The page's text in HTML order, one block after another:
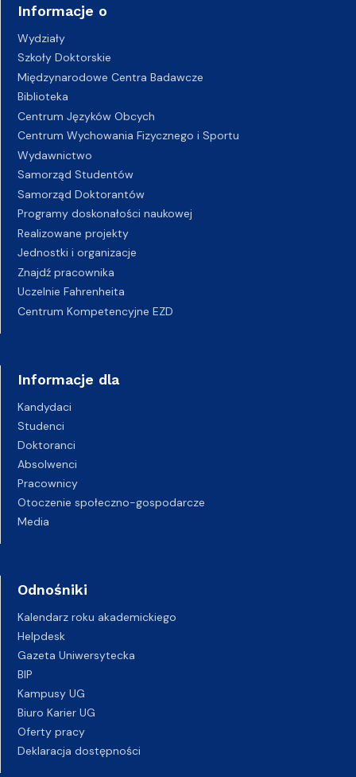
Informacje o
Wydziały
Szkoły Doktorskie
Międzynarodowe Centra Badawcze
Biblioteka
Centrum Języków Obcych
Centrum Wychowania Fizycznego i Sportu
Wydawnictwo
Samorząd Studentów
Samorząd Doktorantów
Programy doskonałości naukowej
Realizowane projekty
Jednostki i organizacje
Znajdź pracownika
Uczelnie Fahrenheita
Centrum Kompetencyjne EZD
Informacje dla
Kandydaci
Studenci
Doktoranci
Absolwenci
Pracownicy
Otoczenie społeczno-gospodarcze
Media
Odnośniki
Kalendarz roku akademickiego
Helpdesk
Gazeta Uniwersytecka
BIP
Kampusy UG
Biuro Karier UG
Oferty pracy
Deklaracja dostępności